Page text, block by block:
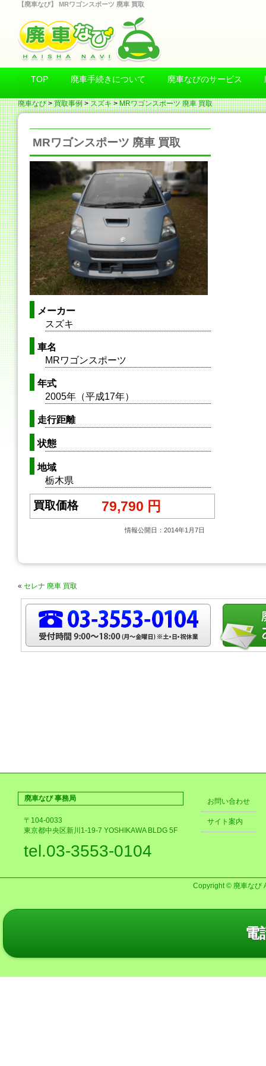
【廃車なび】 MRワゴンスポーツ 廃車 買取
TOP 廃車手続きについて 廃車なびのサービス
廃車なび>買取事例>スズキ>MRワゴンスポーツ 廃車 買取
MRワゴンスポーツ 廃車 買取
メーカー
スズキ
車名
MRワゴンスポーツ
年式
2005年（平成17年）
走行距離
状態
地域
栃木県
買取価格 79,790 円
情報公開日：2014年1月7日
« セレナ 廃車 買取
廃車なび 事務局
〒104-0033
東京都中央区新川1-19-7 YOSHIKAWA BLDG 5F
tel.03-3553-0104
お問い合わせ
サイト案内
Copyright © 廃車なび
電